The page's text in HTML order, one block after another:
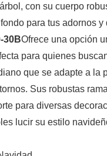
poco espacio o una
con su cuerpo
para tus adornos y
30BOfrece una opción
para quienes
que se adapte a la
Sus robustas
para diversas
lucir su estilo